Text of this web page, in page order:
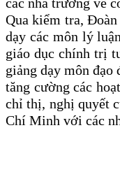
Qua kiểm tra, Đoàn
dạy các môn lý
giáo dục chính trị
giảng dạy môn
tăng cường các
chỉ thị, nghị quyết
Chí Minh với các